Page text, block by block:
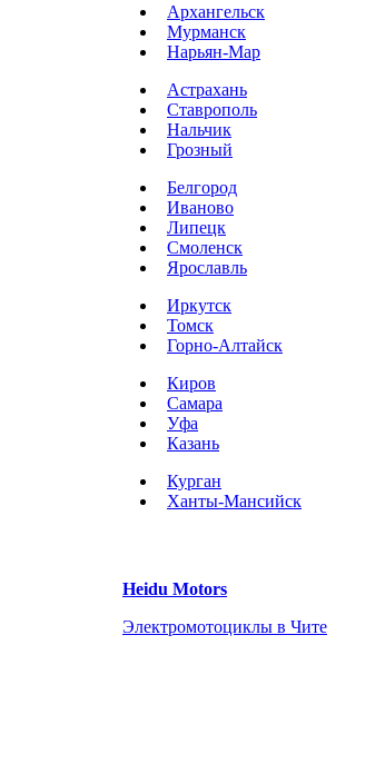
Архангельск
Мурманск
Нарьян-Мар
Астрахань
Ставрополь
Нальчик
Грозный
Белгород
Иваново
Липецк
Смоленск
Ярославль
Иркутск
Томск
Горно-Алтайск
Киров
Самара
Уфа
Казань
Курган
Ханты-Мансийск
Heidu Motors
Электромотоциклы в Чите